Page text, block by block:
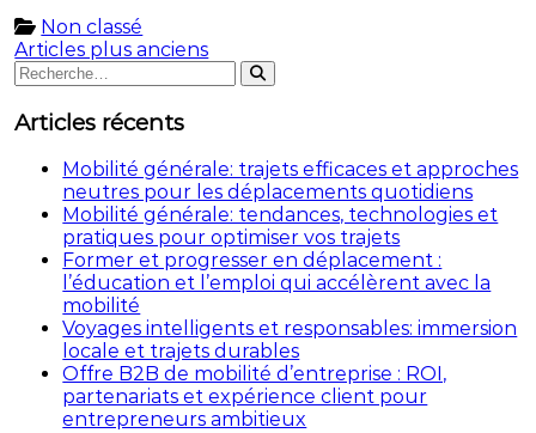
Non classé
Navigation
des
articles
Articles plus anciens
Rechercher
:
Rechercher
Articles récents
Mobilité générale: trajets efficaces et approches
neutres pour les déplacements quotidiens
Mobilité générale: tendances, technologies et
pratiques pour optimiser vos trajets
Former et progresser en déplacement :
l’éducation et l’emploi qui accélèrent avec la
mobilité
Voyages intelligents et responsables: immersion
locale et trajets durables
Offre B2B de mobilité d’entreprise : ROI,
partenariats et expérience client pour
entrepreneurs ambitieux